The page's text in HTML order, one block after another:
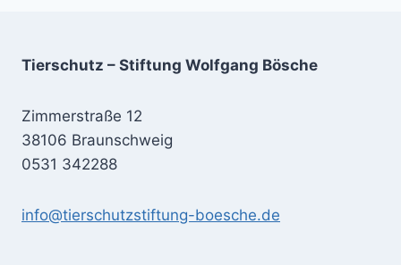
Tierschutz – Stiftung Wolfgang Bösche
Zimmerstraße 12
38106 Braunschweig
0531 342288
info@tierschutzstiftung-boesche.de